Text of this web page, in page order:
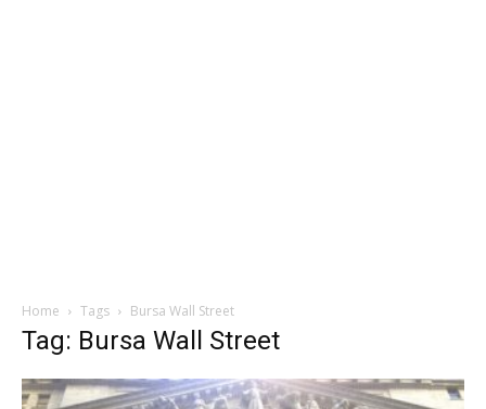
Home Tags Bursa Wall Street
Tag: Bursa Wall Street